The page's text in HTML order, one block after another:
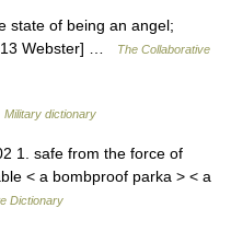
state of being an angel;
Webster] …
The Collaborative
Military dictionary
1. safe from the force of
< a bombproof parka > < a
Dictionary